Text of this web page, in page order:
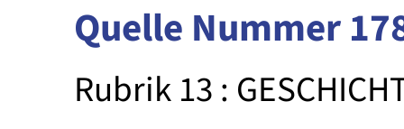
Quelle Nummer
Rubrik 13 :